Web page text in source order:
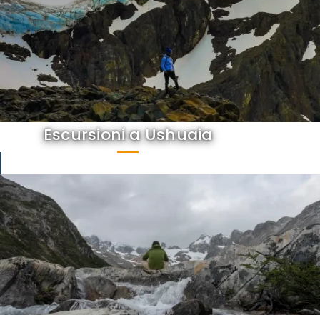
Escursioni a Ushuaia